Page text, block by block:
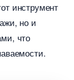
инструмент
но и
что